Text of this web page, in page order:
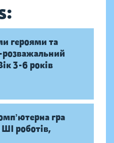
героями та
3-6 років
гра
роботів,